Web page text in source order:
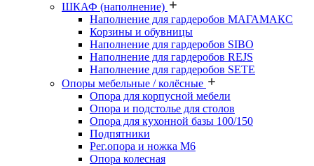
ШКАФ (наполнение)
Наполнение для гардеробов МАГАМАКС
Корзины и обувницы
Наполнение для гардеробов SIBO
Наполнение для гардеробов REJS
Наполнение для гардеробов SETE
Опоры мебельные / колёсные
Опора для корпусной мебели
Опора и подстолье для столов
Опора для кухонной базы 100/150
Подпятники
Рег.опора и ножка М6
Опора колесная